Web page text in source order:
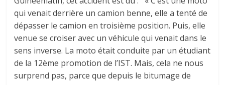
qui venait derrière un camion benne, elle a tenté de
dépasser le camion en troisième position. Puis, elle
venue se croiser avec un véhicule qui venait dans le
sens inverse. La moto était conduite par un étudiant
de la 12ème promotion de l’IST. Mais, cela ne nous
surprend pas, parce que depuis le bitumage de